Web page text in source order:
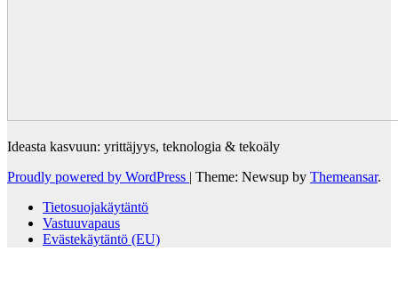
Ideasta kasvuun: yrittäjyys, teknologia & tekoäly
Proudly powered by WordPress | Theme: Newsup by Themeansar.
Tietosuojakäytäntö
Vastuuvapaus
Evästekäytäntö (EU)